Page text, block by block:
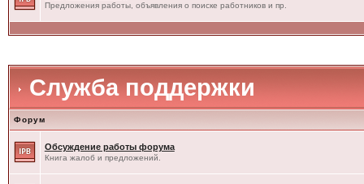
Предложения работы, объявления о поиске работников и пр.
Служба поддержки
Форум
Обсуждение работы форума
Книга жалоб и предложений.